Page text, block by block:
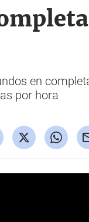
en
por hora